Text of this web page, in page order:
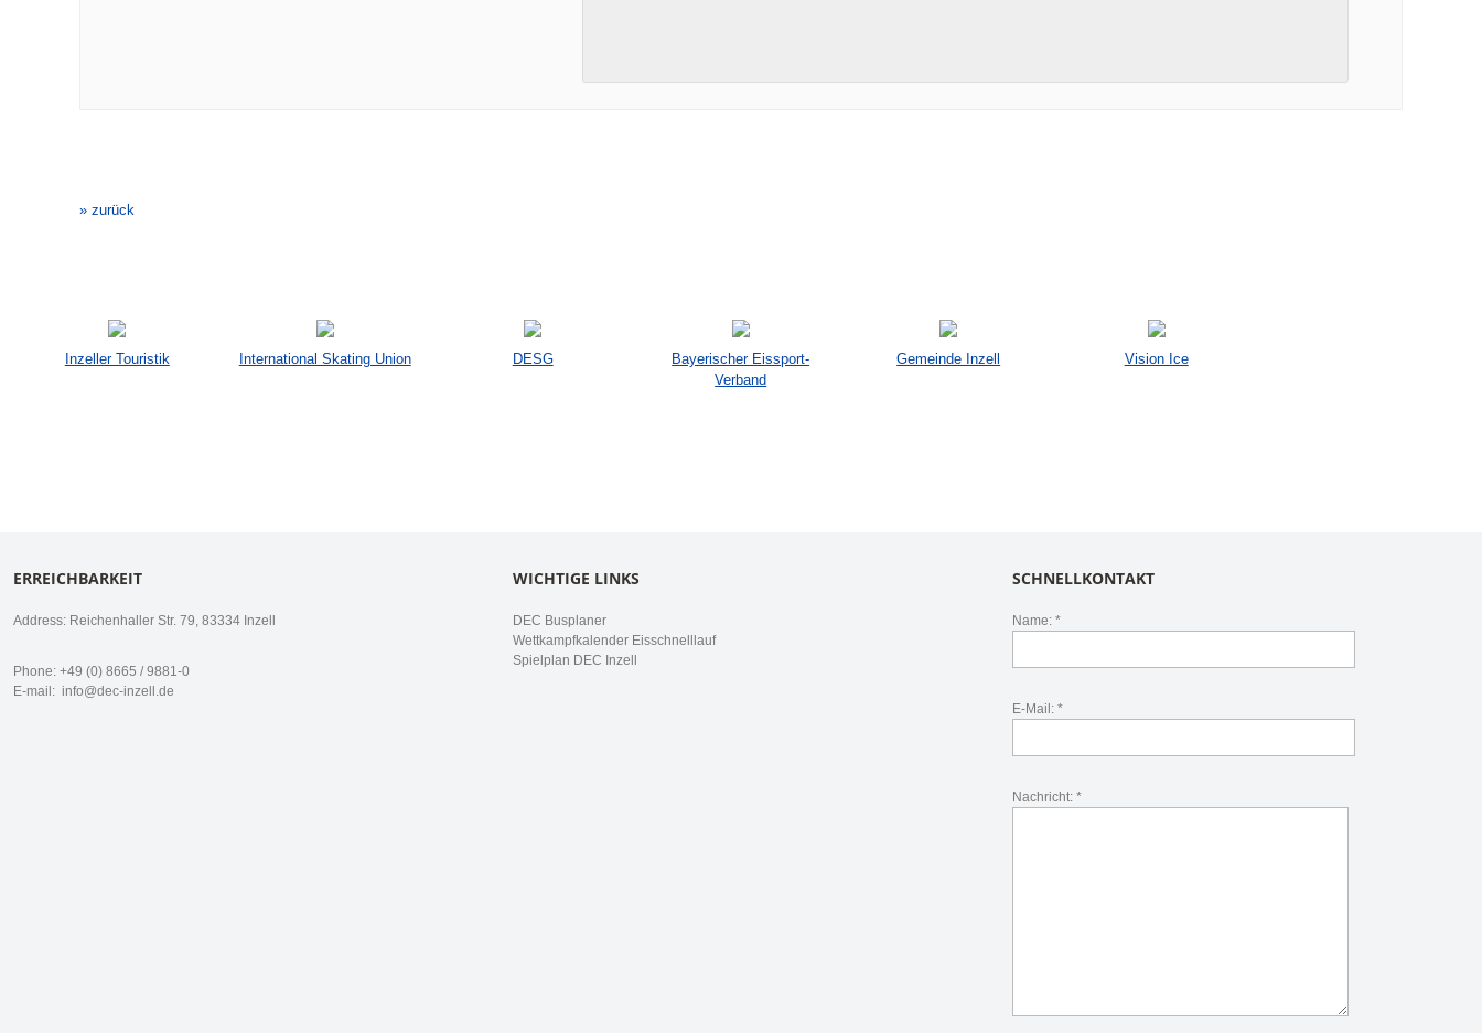
Navigation
» zurück
Inzeller Touristik International Skating Union DESG
Bayerischer Eissport-
Verband
Gemeinde Inzell Vision Ice
ERREICHBARKEIT
Address: Reichenhaller Str. 79, 83334 Inzell
Phone: +49 (0) 8665 / 9881-0
E-mail: info@dec-inzell.de
WICHTIGE LINKS
DEC Busplaner
Wettkampfkalender Eisschnelllauf
Spielplan DEC Inzell
SCHNELLKONTAKT
Name: *
E-Mail: *
Nachricht: *